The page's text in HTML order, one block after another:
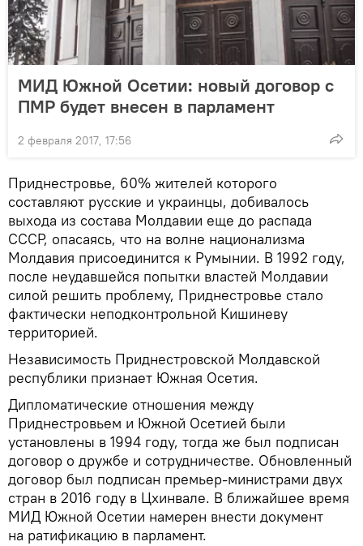
МИД Южной Осетии: новый договор с
ПМР будет внесен в парламент
2 февраля 2017, 17:56
Приднестровье, 60% жителей которого
составляют русские и украинцы, добивалось
выхода из состава Молдавии еще до распада
СССР, опасаясь, что на волне национализма
Молдавия присоединится к Румынии. В 1992 году,
после неудавшейся попытки властей Молдавии
силой решить проблему, Приднестровье стало
фактически неподконтрольной Кишиневу
территорией.
Независимость Приднестровской Молдавской
республики признает Южная Осетия.
Дипломатические отношения между
Приднестровьем и Южной Осетией были
установлены в 1994 году, тогда же был подписан
договор о дружбе и сотрудничестве. Обновленный
договор был подписан премьер-министрами двух
стран в 2016 году в Цхинвале. В ближайшее время
МИД Южной Осетии намерен внести документ
на ратификацию в парламент.